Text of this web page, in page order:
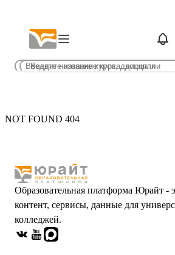
NOT FOUND 404
Образовательная платформа Юрайт -
контент, сервисы, данные для
колледжей.